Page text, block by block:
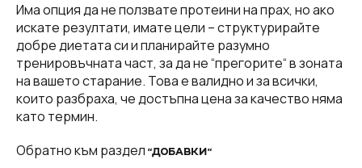
Има опция да не ползвате протеини на прах, но ако
искате резултати, имате цели – структурирайте
добре диетата си и планирайте разумно
тренировъчната част, за да не “прегорите“ в зоната
на вашето старание. Това е валидно и за всички,
които разбраха, че достъпна цена за качество няма
като термин.
Обратно към раздел “ДОБАВКИ“